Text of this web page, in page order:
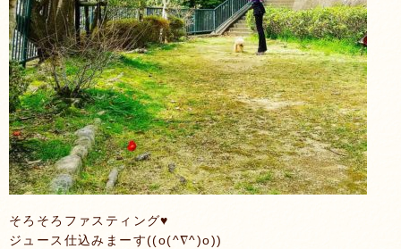
そろそろファスティング♥️
ジュース仕込みまーす((o(^∇^)o))